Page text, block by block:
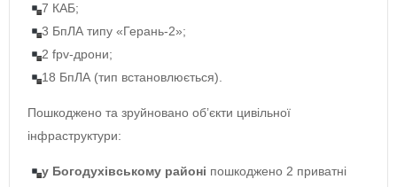
7 КАБ;
3 БпЛА типу «Герань-2»;
2 fpv-дрони;
18 БпЛА (тип встановлюється).
Пошкоджено та зруйновано обʼєкти цивільної
інфраструктури:
у Богодухівському районі пошкоджено 2 приватні